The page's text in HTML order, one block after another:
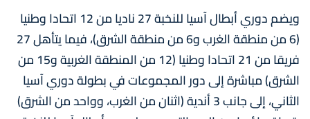
ويضم دوري أبطال آسيا للنخبة 27 ناديا من 12 اتحادا وطنيا
(6 من منطقة الغرب و6 من منطقة الشرق)، فيما يتأهل 27
فريقا من 21 اتحادا وطنيا (12 من المنطقة الغربية و15 من
الشرق) مباشرة إلى دور المجموعات في بطولة دوري آسيا
الثاني، إلى جانب 3 أندية (اثنان من الغرب، وواحد من الشرق)